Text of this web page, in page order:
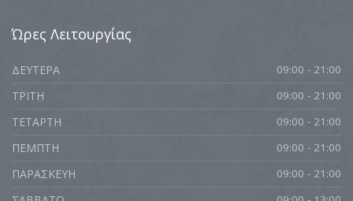
Ώρες Λειτουργίας
ΔΕΥΤΕΡΑ 09:00 - 21:00
ΤΡΙΤΗ 09:00 - 21:00
ΤΕΤΑΡΤΗ 09:00 - 21:00
ΠΕΜΠΤΗ 09:00 - 21:00
ΠΑΡΑΣΚΕΥΗ 09:00 - 21:00